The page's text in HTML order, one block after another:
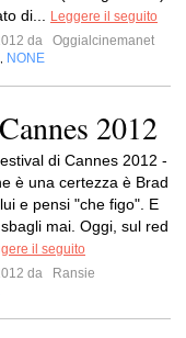
di...
Leggere il seguito
da
Oggialcinemanet
NONE
2012
di Cannes 2012 -
è una certezza è Brad
e pensi "che figo". E
mai. Oggi, sul red
il seguito
da
Ransie